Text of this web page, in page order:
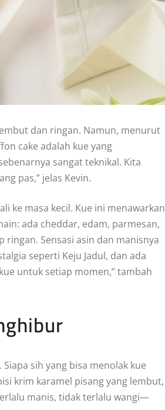
dan ringan. Namun, menurut
cake adalah kue yang
sangat teknikal. Kita
pas,” jelas Kevin.
ke masa kecil. Kue ini menawarkan
ada cheddar, edam, parmesan,
Sensasi asin dan manisnya
seperti Keju Jadul, dan ada
untuk setiap momen,” tambah
sih yang bisa menolak kue
krim karamel pisang yang lembut,
manis, tidak terlalu wangi—